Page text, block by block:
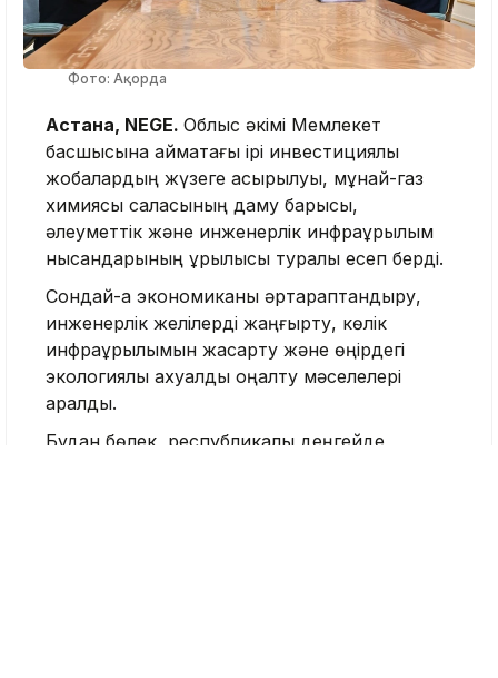
Фото: Ақорда
Астана, NEGE. Облыс әкімі Мемлекет
басшысына аймақтағы ірі инвестициялық
жобалардың жүзеге асырылуы, мұнай-газ
химиясы саласының даму барысы,
әлеуметтік және инженерлік инфрақұрылым
нысандарының құрылысы туралы есеп берді.
Сондай-ақ экономиканы әртараптандыру,
инженерлік желілерді жаңғырту, көлік
инфрақұрылымын жақсарту және өңірдегі
экологиялық ахуалды оңалту мәселелері
қаралды.
Бұдан бөлек, республикалық деңгейде